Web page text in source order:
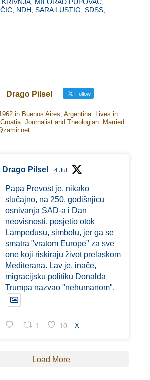
NDH ,SARA LUSTIG ,SDSS
Drago Pilsel Follow
in Buenos Aires, Argentina. Lives in
Journalist and Theologian. Married.
Drago Pilsel 4 Jul
Papa Prevost je, nikako
slučajno, na 250. godišnjicu
osnivanja SAD-a i Dan
neovisnosti, posjetio otok
Lampedusu, simbolu, jer ga se
smatra "vratom Europe" za sve
one koji riskiraju život prelaskom
Mediterana. Lav je, inače,
migracijsku politiku Donalda
Trumpa nazvao "nehumanom".
1 10 X
Load More